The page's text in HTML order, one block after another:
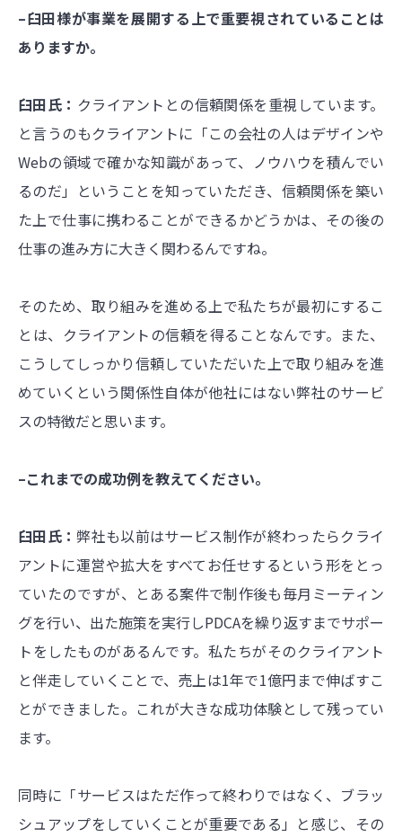
–臼田様が事業を展開する上で重要視されていることは
ありますか。
臼田氏： クライアントとの信頼関係を重視しています。
と言うのもクライアントに「この会社の人はデザインや
Webの領域で確かな知識があって、ノウハウを積んでい
るのだ」ということを知っていただき、信頼関係を築い
た上で仕事に携わることができるかどうかは、その後の
仕事の進み方に大きく関わるんですね。
そのため、取り組みを進める上で私たちが最初にするこ
とは、クライアントの信頼を得ることなんです。また、
こうしてしっかり信頼していただいた上で取り組みを進
めていくという関係性自体が他社にはない弊社のサービ
スの特徴だと思います。
–これまでの成功例を教えてください。
臼田氏：弊社も以前はサービス制作が終わったらクライ
アントに運営や拡大をすべてお任せするという形をとっ
ていたのですが、とある案件で制作後も毎月ミーティン
グを行い、出た施策を実行しPDCAを繰り返すまでサポー
トをしたものがあるんです。私たちがそのクライアント
と伴走していくことで、売上は1年で1億円まで伸ばすこ
とができました。これが大きな成功体験として残ってい
ます。
同時に「サービスはただ作って終わりではなく、ブラッ
シュアップをしていくことが重要である」と感じ、その